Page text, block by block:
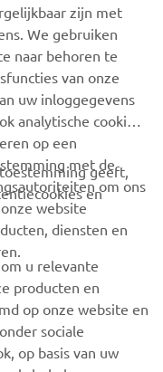
zijn met
We gebruiken
naar behoren te
van onze
uw inloggegevens
analytische cookies
op een
met de
om ons
website
diensten en
geeft,
en
u relevante
producten en
op onze website en
sociale
op basis van uw